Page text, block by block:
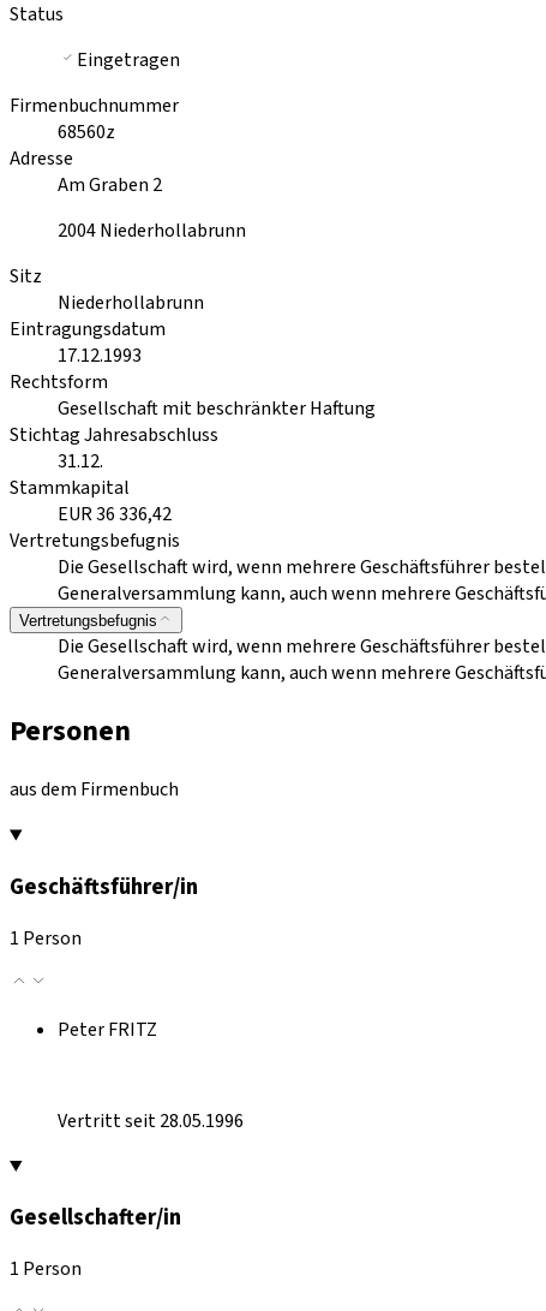
Status
Eingetragen
Firmenbuchnummer
68560z
Adresse
Am Graben 2
2004Niederhollabrunn
Sitz
Niederhollabrunn
Eintragungsdatum
17.12.1993
Rechtsform
Gesellschaft mit beschränkter Haftung
Stichtag Jahresabschluss
31.12.
Stammkapital
EUR 36 336,42
Vertretungsbefugnis
Die Gesellschaft wird, wenn mehrere Geschäftsführer
Generalversammlung kann, auch wenn mehrere
Vertretungsbefugnis
Die Gesellschaft wird, wenn mehrere Geschäftsführer
Generalversammlung kann, auch wenn mehrere
Personen
aus dem Firmenbuch
Geschäftsführer/in
1 Person
Peter FRITZ
Vertritt seit 28.05.1996
Gesellschafter/in
1 Person